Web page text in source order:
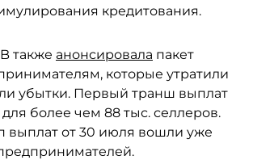
кредитования.
также анонсировала пакет
которые утратили
убытки. Первый транш выплат
более чем 88 тыс. селлеров.
выплат от 30 июля вошли уже